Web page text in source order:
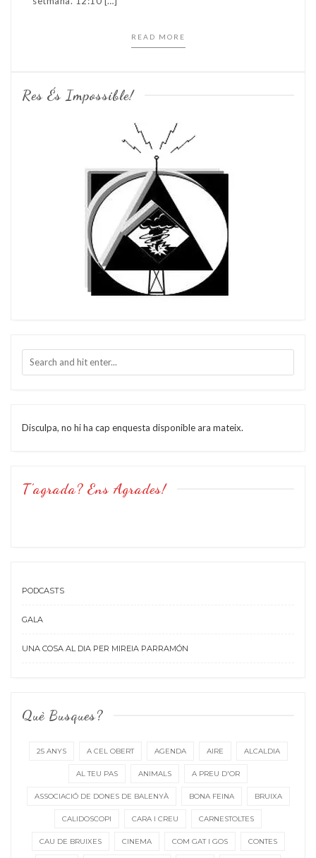
READ MORE
Res És Impossible!
Disculpa, no hi ha cap enquesta disponible ara mateix.
T’agrada? Ens Agrades!
PODCASTS
GALA
UNA COSA AL DIA PER MIREIA PARRAMÓN
Què Busques?
25 ANYS A CEL OBERT AGENDA AIRE ALCALDIA
AL TEU PAS ANIMALS A PREU D'OR
ASSOCIACIÓ DE DONES DE BALENYÀ BONA FEINA BRUIXA
CALIDOSCOPI CARA I CREU CARNESTOLTES
CAU DE BRUIXES CINEMA COM GAT I GOS CONTES